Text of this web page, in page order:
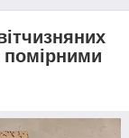
помірними